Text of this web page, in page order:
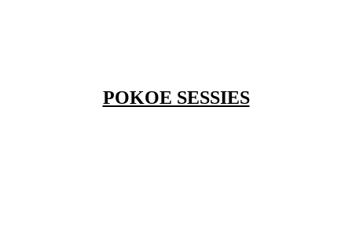
POKOE SESSIES